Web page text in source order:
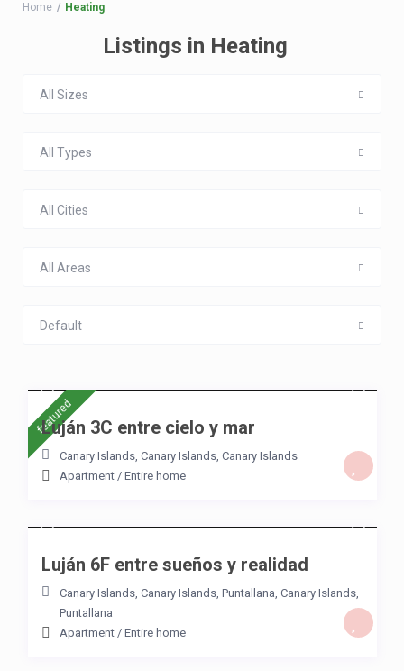
Home Heating
Listings in Heating
All Sizes
All Types
All Cities
All Areas
Default
featured
Luján 3C entre cielo y mar
Canary Islands, Canary Islands, Canary Islands
Apartment/ Entire home
Luján 6F entre sueños y realidad
Canary Islands, Canary Islands, Puntallana, Canary Islands,
Puntallana
Apartment/ Entire home